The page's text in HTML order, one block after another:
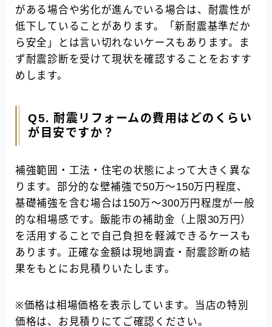
がある場合や劣化が進んでいる場合は、耐震性が
低下していることがあります。「新耐震基準だか
ら安全」とは言い切れないケースもあります。ま
ず耐震診断を受けて現状を確認することをおすす
めします。
Q5. 耐震リフォームの費用はどのくらい
が目安ですか？
補強範囲・工法・住宅の状態によって大きく異な
ります。部分的な壁補強で50万〜150万円程度、
基礎補強を含む場合は150万〜300万円程度が一般
的な相場感です。飯能市の補助金（上限30万円）
を活用することで自己負担を軽減できるケースも
あります。正確な金額は現地調査・耐震診断の結
果をもとにお見積りいたします。
※価格は相場価格を表示しています。当店の特別
価格は、お見積りにてご確認ください。